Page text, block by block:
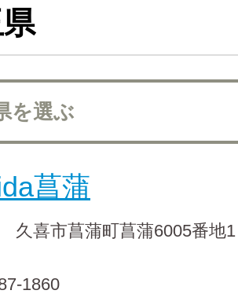
菖蒲
久喜市菖蒲町菖蒲6005番地
1860